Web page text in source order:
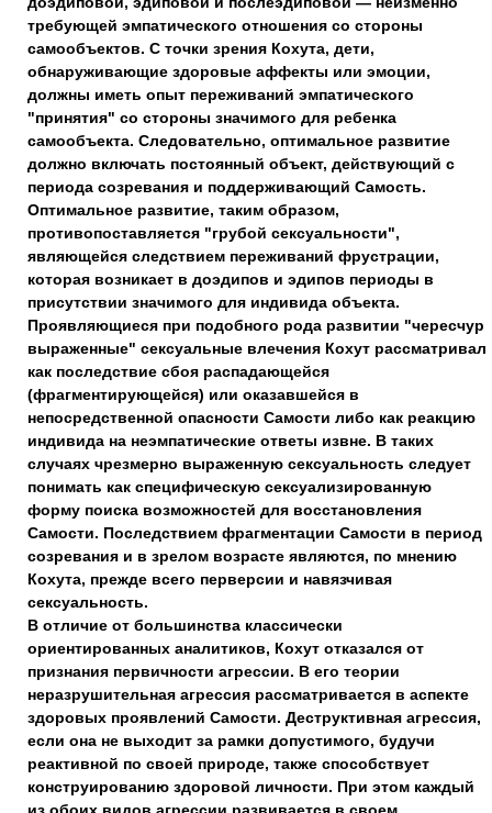
требующей эмпатического отношения со стороны
самообъектов. С точки зрения Кохута, дети,
обнаруживающие здоровые аффекты или эмоции,
должны иметь опыт переживаний эмпатического
"принятия" со стороны значимого для ребенка
самообъекта. Следовательно, оптимальное развитие
должно включать постоянный объект, действующий с
периода созревания и поддерживающий Самость.
Оптимальное развитие, таким образом,
противопоставляется "грубой сексуальности",
являющейся следствием переживаний фрустрации,
которая возникает в доэдипов и эдипов периоды в
присутствии значимого для индивида объекта.
Проявляющиеся при подобного рода развитии "чересчур
выраженные" сексуальные влечения Кохут рассматривал
как последствие сбоя распадающейся
(фрагментирующейся) или оказавшейся в
непосредственной опасности Самости либо как реакцию
индивида на неэмпатические ответы извне. В таких
случаях чрезмерно выраженную сексуальность следует
понимать как специфическую сексуализированную
форму поиска возможностей для восстановления
Самости. Последствием фрагментации Самости в период
созревания и в зрелом возрасте являются, по мнению
Кохута, прежде всего перверсии и навязчивая
сексуальность.
В отличие от большинства классически
ориентированных аналитиков, Кохут отказался от
признания первичности агрессии. В его теории
неразрушительная агрессия рассматривается в аспекте
здоровых проявлений Самости. Деструктивная агрессия,
если она не выходит за рамки допустимого, будучи
реактивной по своей природе, также способствует
конструированию здоровой личности. При этом каждый